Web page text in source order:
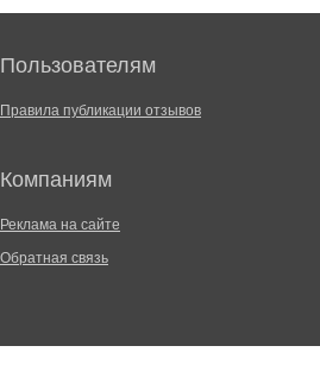
Пользователям
Правила публикации отзывов
Компаниям
Реклама на сайте
Обратная связь